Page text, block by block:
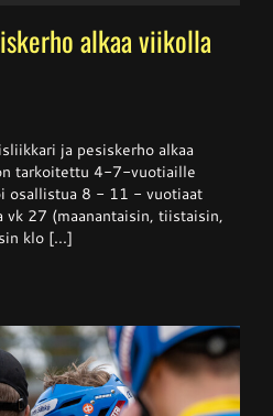
alkaa viikolla
pesiskerho
ja pesiskerho alkaa
tarkoitettu 4-7-vuotiaille
osallistua 8 - 11 - vuotiaat
vk 27 (maanantaisin, tiistaisin,
klo [...]